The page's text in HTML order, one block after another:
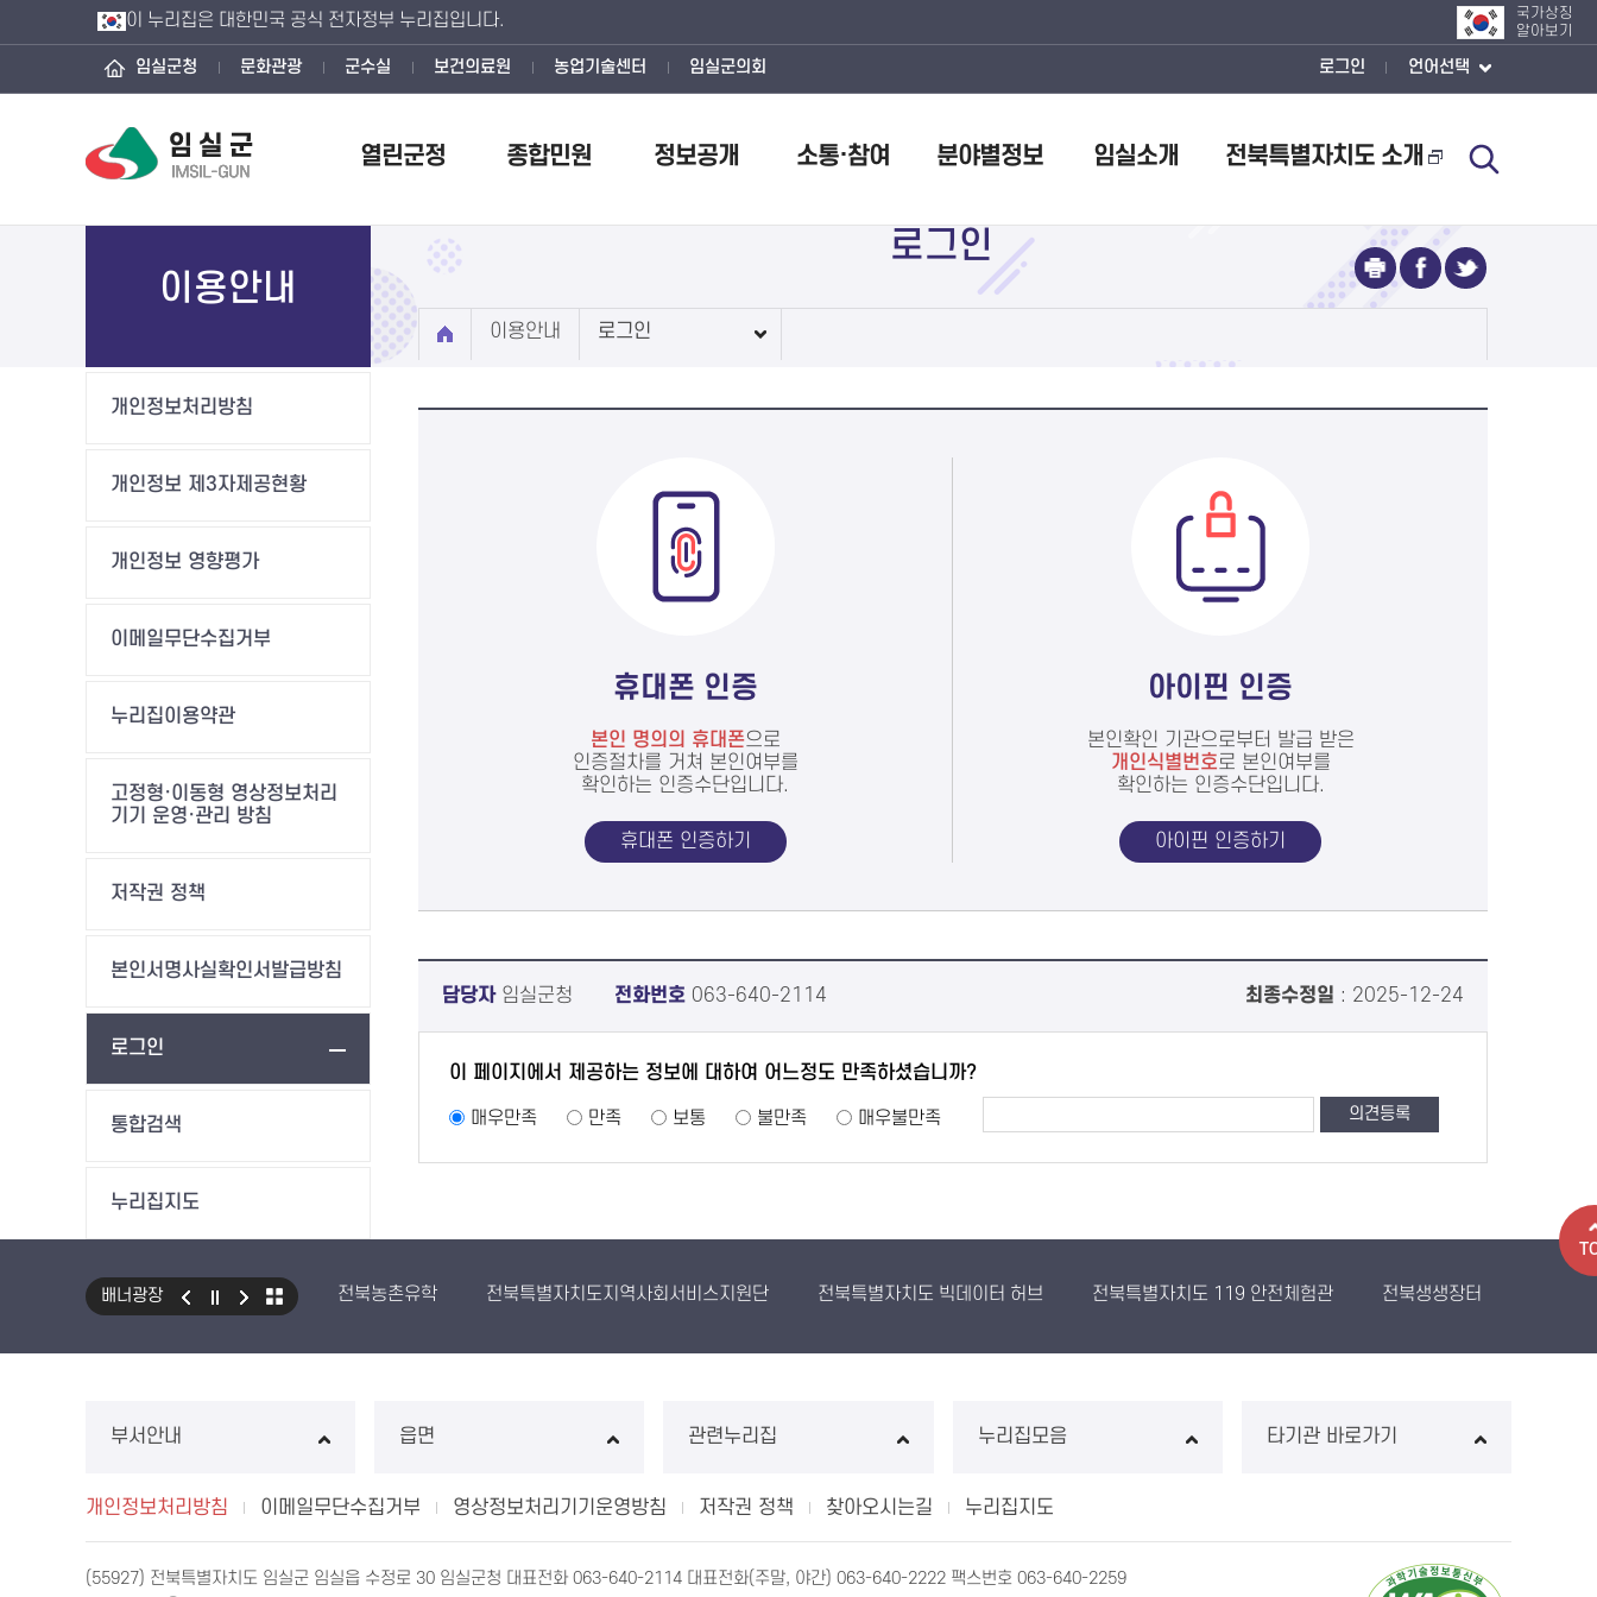
이 누리집은 대한민국 공식 전자정부 누리집입니다.
국가상징
알아보기
임실군청 문화관광 군수실 보건의료원 농업기술센터 임실군의회 로그인 언어선택
열린군정 종합민원 정보공개 소통·참여 분야별정보 임실소개 전북특별자치도 소개
이용안내
개인정보처리방침
개인정보 제3자제공현황
개인정보 영향평가
이메일무단수집거부
누리집이용약관
고정형·이동형 영상정보처리
기기 운영·관리 방침
저작권 정책
본인서명사실확인서발급방침
로그인
통합검색
누리집지도
로그인
이용안내 로그인
휴대폰 인증
본인 명의의 휴대폰으로
인증절차를 거쳐 본인여부를
확인하는 인증수단입니다.
휴대폰 인증하기
아이핀 인증
본인확인 기관으로부터 발급 받은
개인식별번호로 본인여부를
확인하는 인증수단입니다.
아이핀 인증하기
담당자임실군청 전화번호 063-640-2114 최종수정일 : 2025-12-24
이 페이지에서 제공하는 정보에 대하여 어느정도 만족하셨습니까?
매우만족 만족 보통 불만족 매우불만족
배너광장 전북농촌유학 전북특별자치도지역사회서비스지원단 전북특별자치도 빅데이터 허브 전북특별자치도 119 안전체험관 전북생생장터
부서안내 읍면 관련누리집 누리집모음 타기관 바로가기
개인정보처리방침 이메일무단수집거부 영상정보처리기기운영방침 저작권 정책 찾아오시는길 누리집지도
(55927) 전북특별자치도 임실군 임실읍 수정로 30 임실군청 대표전화 063-640-2114 대표전화(주말, 야간) 063-640-2222 팩스번호 063-640-2259